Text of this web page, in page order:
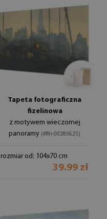
Tapeta fotograficzna
fizelinowa
z motywem wieczornej
panoramy (#ffn-00285625)
rozmiar od: 104x70 cm
39.99 zł